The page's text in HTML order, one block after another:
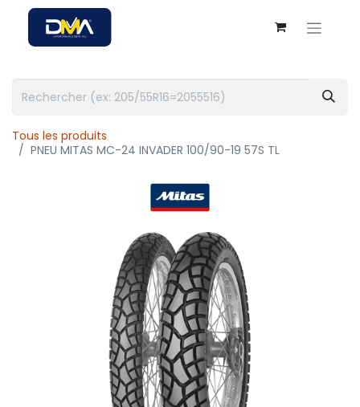
Tous les produits
PNEU MITAS MC-24 INVADER 100/90-19 57S TL